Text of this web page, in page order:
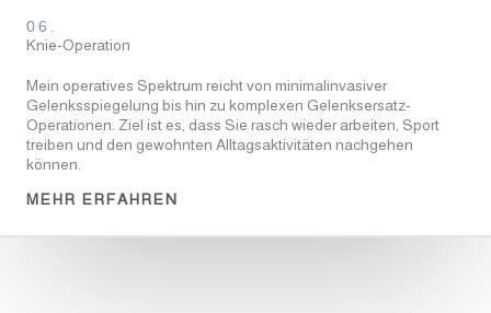
06.
Knie-Operation
Mein operatives Spektrum reicht von minimalinvasiver
Gelenksspiegelung bis hin zu komplexen Gelenksersatz-
Operationen. Ziel ist es, dass Sie rasch wieder arbeiten, Sport
treiben und den gewohnten Alltagsaktivitäten nachgehen
können.
MEHR ERFAHREN